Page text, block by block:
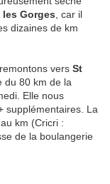
Gorges , car il
dizaines de km
vers St
du 80 km de la
Elle nous
supplémentaires. La
km (Cricri :
de la boulangerie